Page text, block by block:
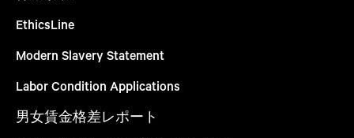
EthicsLine
Modern Slavery Statement
Labor Condition Applications
男女賃金格差レポート